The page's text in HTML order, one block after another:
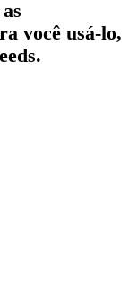
você usá-lo,